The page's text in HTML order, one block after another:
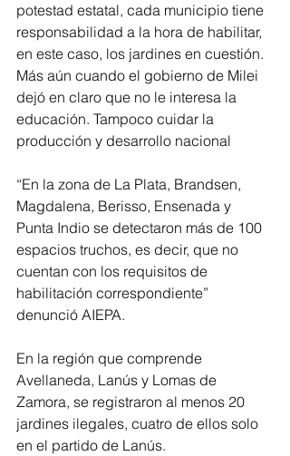
potestad estatal, cada municipio tiene
responsabilidad a la hora de habilitar,
en este caso, los jardines en cuestión.
Más aún cuando el gobierno de Milei
dejó en claro que no le interesa la
educación. Tampoco cuidar la
producción y desarrollo nacional
“En la zona de La Plata, Brandsen,
Magdalena, Berisso, Ensenada y
Punta Indio se detectaron más de 100
espacios truchos, es decir, que no
cuentan con los requisitos de
habilitación correspondiente”
denunció AIEPA.
En la región que comprende
Avellaneda, Lanús y Lomas de
Zamora, se registraron al menos 20
jardines ilegales, cuatro de ellos solo
en el partido de Lanús.